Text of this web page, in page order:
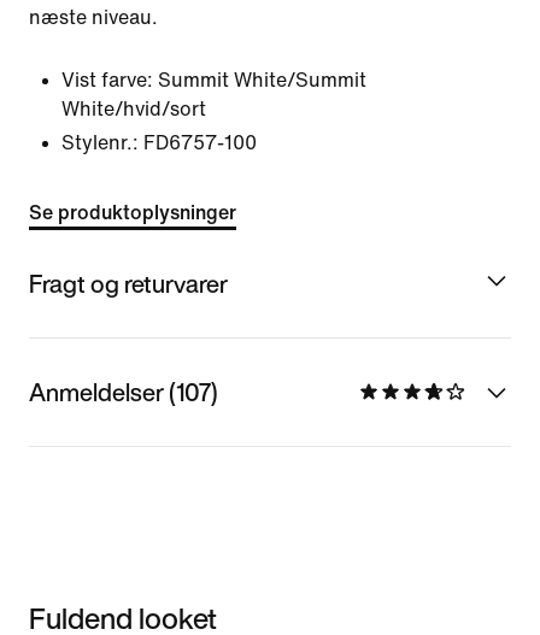
næste niveau.
Vist farve: Summit White/Summit
White/hvid/sort
Stylenr.: FD6757-100
Se produktoplysninger
Fragt og returvarer
Anmeldelser (107)
Fuldend looket